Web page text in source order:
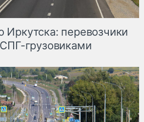
перевозчики
грузовиками